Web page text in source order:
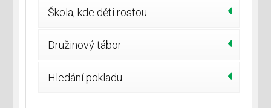
Škola, kde děti rostou
Družinový tábor
Hledání pokladu